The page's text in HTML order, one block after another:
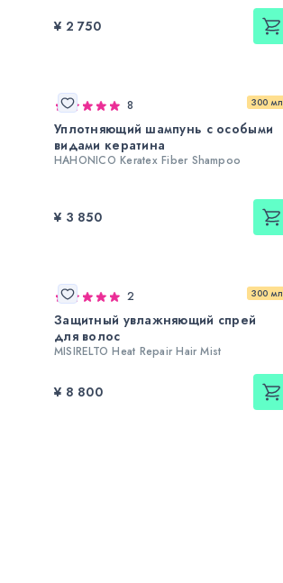
¥ 2 750
300 мл
8
Уплотняющий шампунь с особыми
видами кератина
HAHONICO Keratex Fiber Shampoo
¥ 3 850
300 мл
2
Защитный увлажняющий спрей
для волос
MISIRELTO Heat Repair Hair Mist
¥ 8 800